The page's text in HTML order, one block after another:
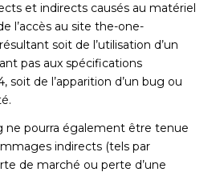
et indirects causés au matériel
l’accès au site the-one-
soit de l’utilisation d’un
pas aux spécifications
soit de l’apparition d’un bug ou
ne pourra également être tenue
indirects (tels par
de marché ou perte d’une